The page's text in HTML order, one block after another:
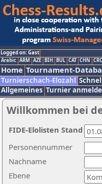
Logged on: Gast
Arabic ARM AZE BIH BUL CAT CHN
Home Tournament-
Turnierschach-Elozahl
Allgemeines Turnier
Willkommen bei
Nachname
Ebene
Personennummer
FIDE-Elolisten Stand